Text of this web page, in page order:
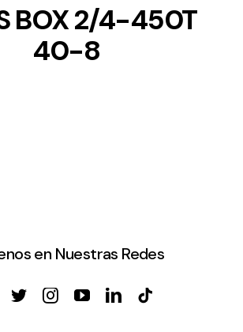
BOX 2/4-450T
40-8
en Nuestras Redes